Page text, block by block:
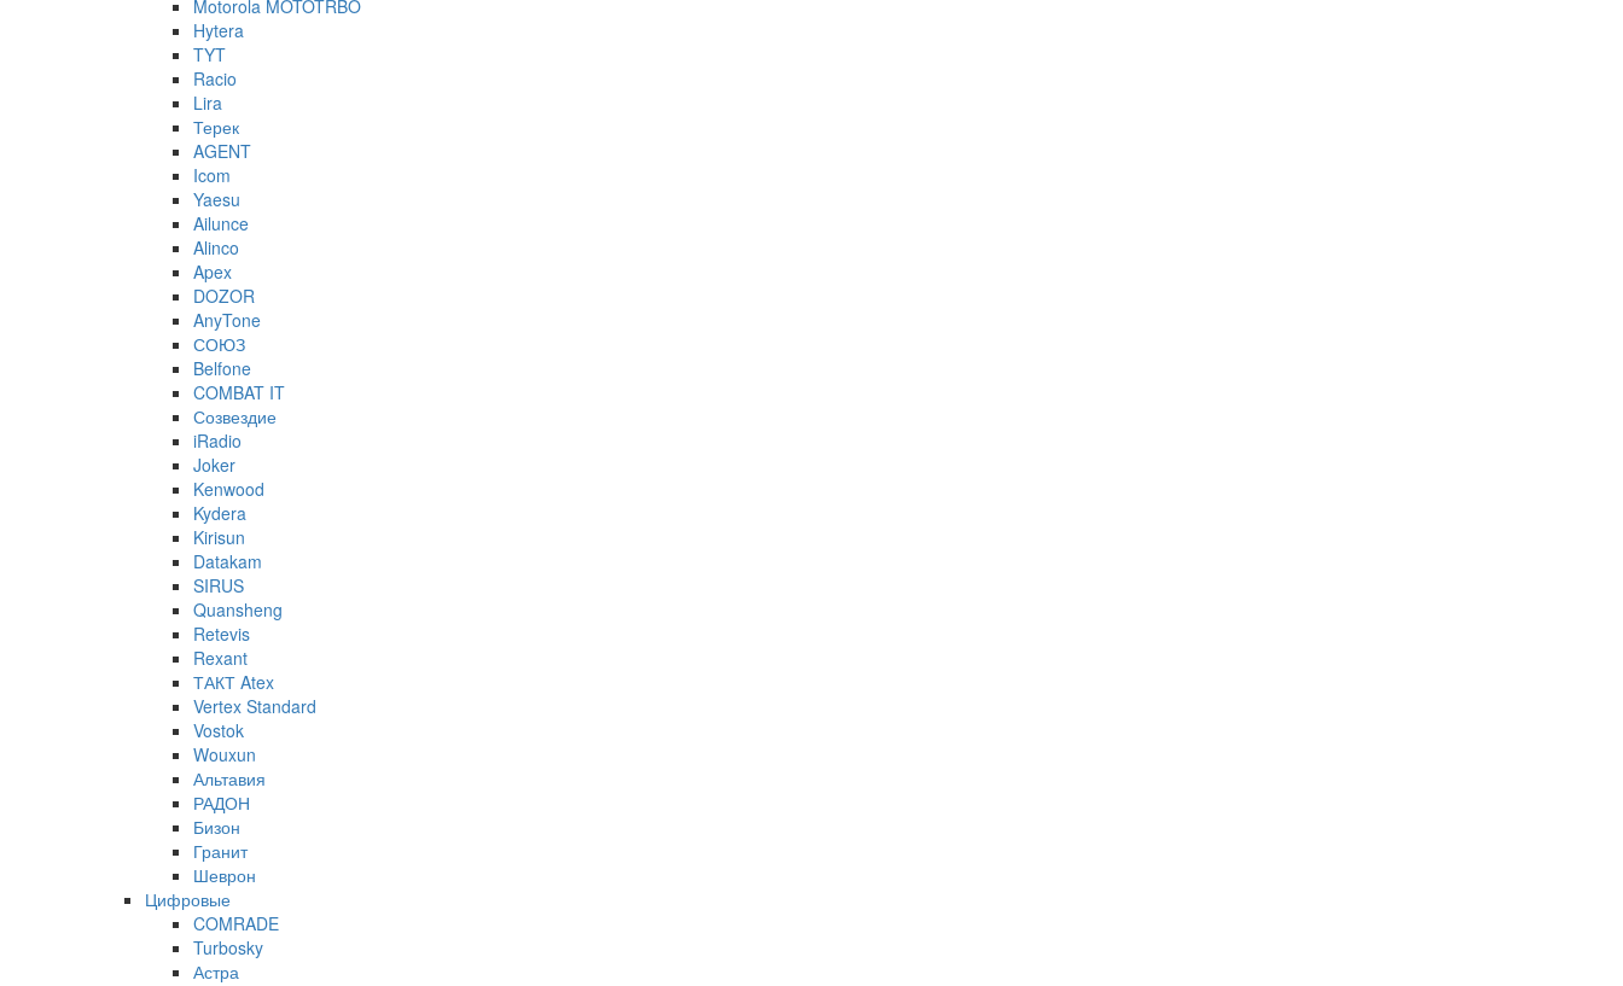
Motorola MOTOTRBO
Hytera
TYT
Racio
Lira
Терек
AGENT
Icom
Yaesu
Ailunce
Alinco
Apex
DOZOR
AnyTone
СОЮЗ
Belfone
COMBAT IT
Созвездие
iRadio
Joker
Kenwood
Kydera
Kirisun
Datakam
SIRUS
Quansheng
Retevis
Rexant
ТАКТ Atex
Vertex Standard
Vostok
Wouxun
Альтавия
РАДОН
Бизон
Гранит
Шеврон
Цифровые
COMRADE
Turbosky
Астра